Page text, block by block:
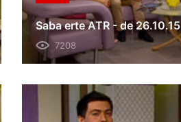
Saba erte ATR - de 26.10.15
7208